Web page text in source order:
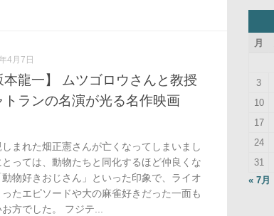
4月7日
本龍一】 ムツゴロウさんと教授
ランの名演が光る名作映画
しまれた畑正憲さんが亡くなってしまいまし
っては、動物たちと同化するほど仲良くな
物好きおじさん」といった印象で、ライオ
たエピソードや大の麻雀好きだった一面も
方でした。 フジテ...
月
3
10
17
24
31
« 7月